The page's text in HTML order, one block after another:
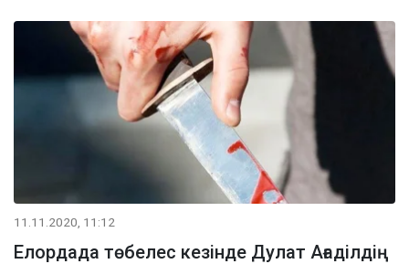
11.11.2020, 11:12
Елордада төбелес кезінде Дулат Ағаділдің